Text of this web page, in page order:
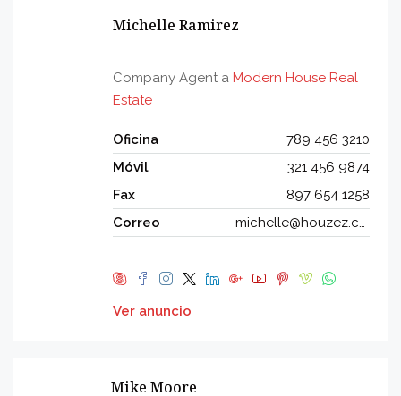
Michelle Ramirez
Company Agent a Modern House Real
Estate
Oficina
789 456 3210
Móvil
321 456 9874
Fax
897 654 1258
Correo
michelle@houzez.com
Ver anuncio
Mike Moore